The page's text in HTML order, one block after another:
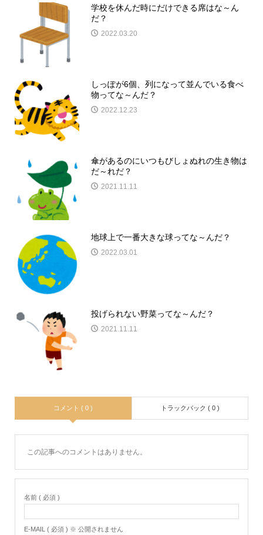
学校を休んだ時にだけできる席はな～ん
だ？
2022.03.20
しっぽが6個、列になって並んでいる食べ
物ってな～んだ？
2022.12.23
傘があるのにいつもびしょぬれの生き物は
だ～れだ？
2021.11.11
地球上で一番大きな球ってな～んだ？
2022.03.01
投げられない野菜ってな～んだ？
2021.11.11
コメント ( 0 ) トラックバック ( 0 )
この記事へのコメントはありません。
名前 ( 必須 )
E-MAIL ( 必須 ) ※ 公開されません